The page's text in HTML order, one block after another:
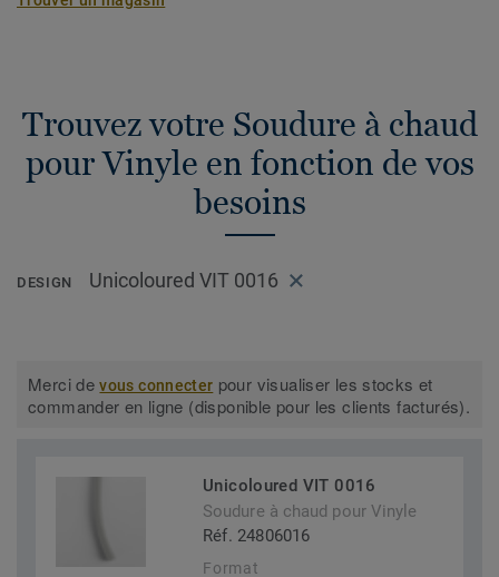
Trouvez votre Soudure à chaud
pour Vinyle en fonction de vos
besoins
DESIGN Unicoloured VIT 0016
Merci devous connecter pour visualiser les stocks et
commander en ligne (disponible pour les clients facturés).
Unicoloured VIT 0016
Soudure à chaud pour Vinyle
Réf. 24806016
Format